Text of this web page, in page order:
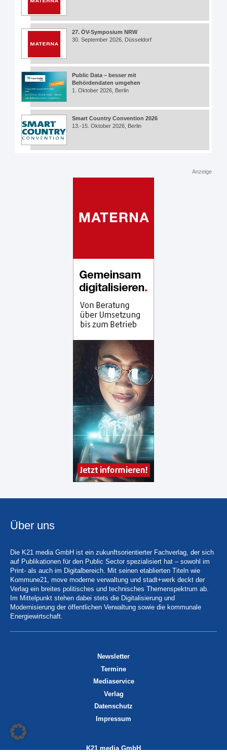
27. ÖV-Symposium NRW
30. September 2026, Düsseldorf
Public Data – besser mit
Behördendaten umgehen
1. Oktober 2026, Berlin
Smart Country Convention 2026
13.-15. Oktober 2026, Berlin
Anzeige
Über uns
Die K21 media GmbH ist ein zukunftsorientierter Fachverlag, der sich
auf Publikationen für den Public Sector spezialisiert hat – sowohl im
Print- als auch im Digitalbereich. Mit seinen etablierten Titeln wie
Kommune21, move moderne verwaltung und stadt+werk deckt der
Verlag ein breites politisches und technisches Themenspektrum ab.
Im Mittelpunkt stehen dabei stets die Digitalisierung und
Modernisierung der öffentlichen Verwaltung sowie die kommunale
Energiewirtschaft.
Newsletter
Termine
Mediaservice
Verlag
Datenschutz
Impressum
K21 media GmbH